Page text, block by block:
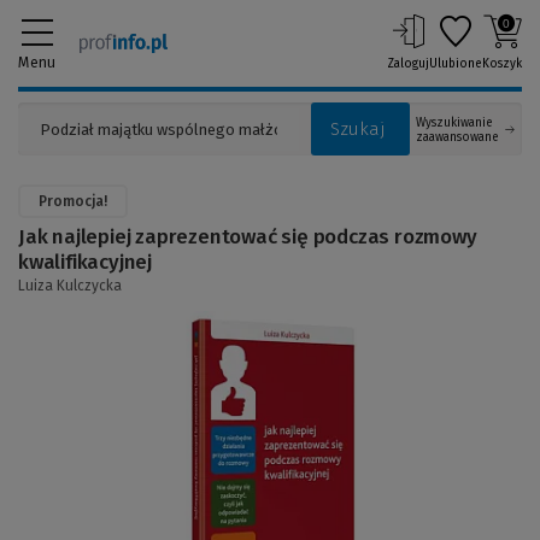
Menu
Szukaj
Wyszukiwanie
zaawansowane
ZalogujUlubione
0
Koszyk
Promocja!
Jak najlepiej zaprezentować się podczas rozmowy
kwalifikacyjnej
Luiza Kulczycka